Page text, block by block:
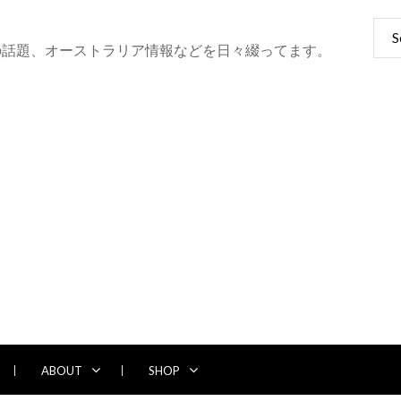
題、オーストラリア情報などを日々綴ってます。
for:
ABOUT SHOP